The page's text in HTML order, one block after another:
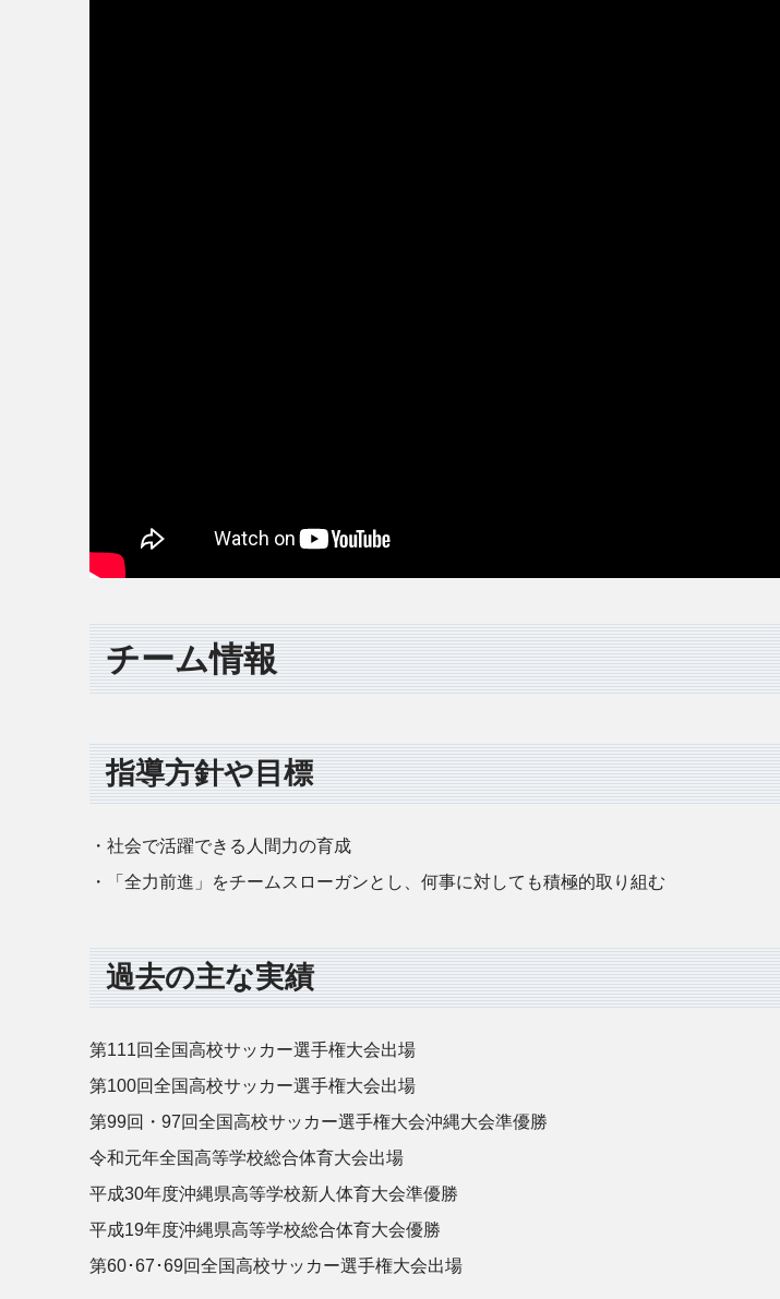
チーム情報
指導方針や目標
・社会で活躍できる人間力の育成
・「全力前進」をチームスローガンとし、何事に対しても積極的取り組む
過去の主な実績
第111回全国高校サッカー選手権大会出場
第100回全国高校サッカー選手権大会出場
第99回・97回全国高校サッカー選手権大会沖縄大会準優勝
令和元年全国高等学校総合体育大会出場
平成30年度沖縄県高等学校新人体育大会準優勝
平成19年度沖縄県高等学校総合体育大会優勝
第60･67･69回全国高校サッカー選手権大会出場